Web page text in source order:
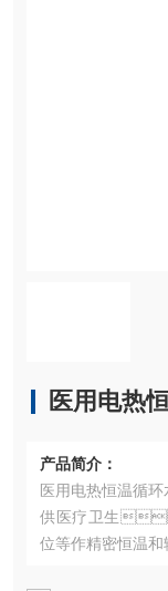
医用电热
产品简介：
医用电热恒温循
供医疗卫生
位等作精密恒温